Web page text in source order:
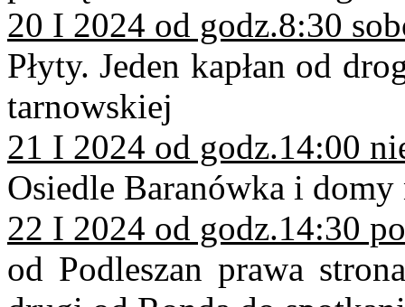
20 I 2024 od godz.8:30
Płyty. Jeden kapłan od
tarnowskiej
21 I 2024 od godz.14:00
Osiedle Baranówka i domy
22 I 2024 od godz.14:30
od Podleszan prawa